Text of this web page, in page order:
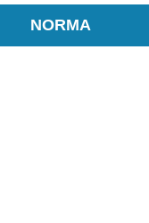
NORMA